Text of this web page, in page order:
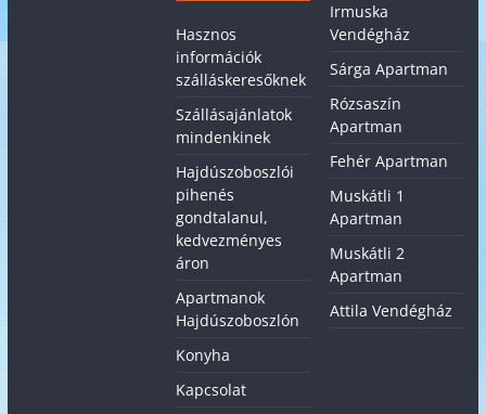
Hasznos
információk
szálláskeresőknek
Szállásajánlatok
mindenkinek
Hajdúszoboszlói
pihenés
gondtalanul,
kedvezményes
áron
Apartmanok
Hajdúszoboszlón
Konyha
Kapcsolat
Irmuska
Vendégház
Sárga Apartman
Rózsaszín
Apartman
Fehér Apartman
Muskátli 1
Apartman
Muskátli 2
Apartman
Attila Vendégház